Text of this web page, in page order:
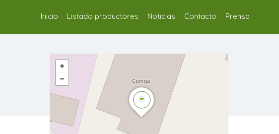
Inicio Listado productores Noticias Contacto Prensa